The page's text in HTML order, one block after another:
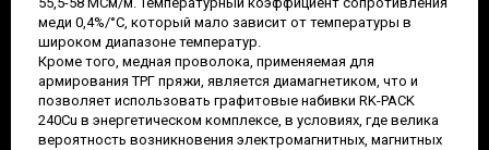
меди 0,4%/°С, который мало зависит от температуры в
широком диапазоне температур.
Кроме того, медная проволока, применяемая для
армирования ТРГ пряжи, является диамагнетиком, что и
позволяет использовать графитовые набивки RK-PACK
240Cu в энергетическом комплексе, в условиях, где велика
вероятность возникновения электромагнитных, магнитных